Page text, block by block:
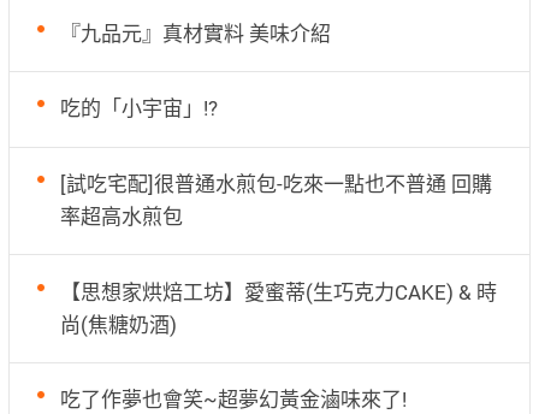
『九品元』真材實料 美味介紹
吃的「小宇宙」!?
[試吃宅配]很普通水煎包-吃來一點也不普通 回購
率超高水煎包
【思想家烘焙工坊】愛蜜蒂(生巧克力CAKE) & 時
尚(焦糖奶酒)
吃了作夢也會笑~超夢幻黃金滷味來了!